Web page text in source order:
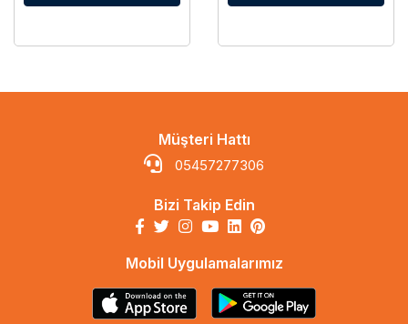
Müşteri Hattı
05457277306
Bizi Takip Edin
Mobil Uygulamalarımız